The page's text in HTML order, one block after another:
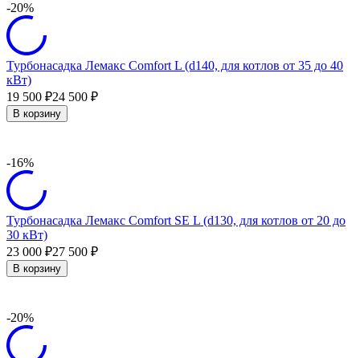
-20%
Турбонасадка Лемакс Comfort L (d140, для котлов от 35 до 40
кВт)
19 500 ₽24 500 ₽
В корзину
-16%
Турбонасадка Лемакс Comfort SE L (d130, для котлов от 20 до
30 кВт)
23 000 ₽27 500 ₽
В корзину
-20%